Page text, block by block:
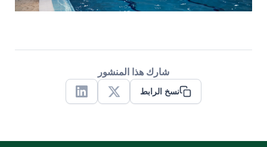
شارك هذا المنشور
نسخ الرابط
X
Linkedin